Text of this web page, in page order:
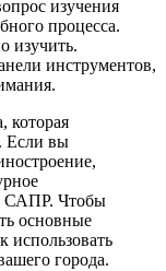
изучения
процесса.
изучить.
инструментов,
которая
Если вы
САПР. Чтобы
основные
использовать
города.